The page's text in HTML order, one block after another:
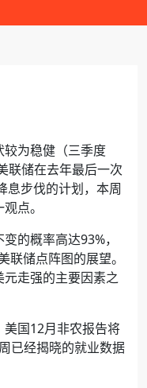
为稳健（三季度
联储在去年最后一次
息步伐的计划，本周
点。
变的概率高达93%，
联储点阵图的展望。
走强的主要因素之
美国12月非农报告将
已经揭晓的就业数据